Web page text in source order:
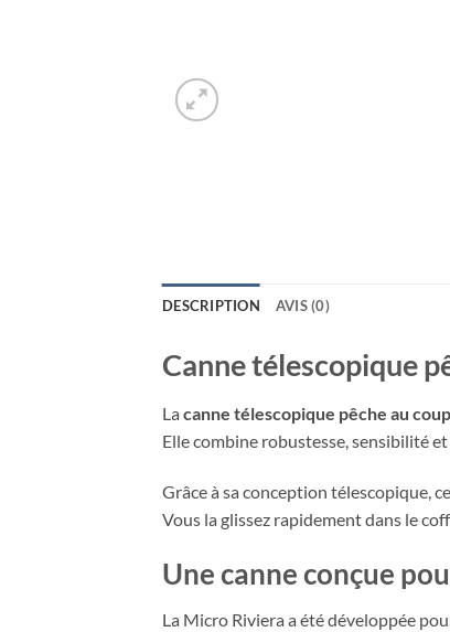
DESCRIPTION AVIS (0)
Canne télescopique
La canne télescopique pêche au
Elle combine robustesse, sensibilité
Grâce à sa conception télescopique,
Vous la glissez rapidement dans le
Une canne conçue
La Micro Riviera a été développée